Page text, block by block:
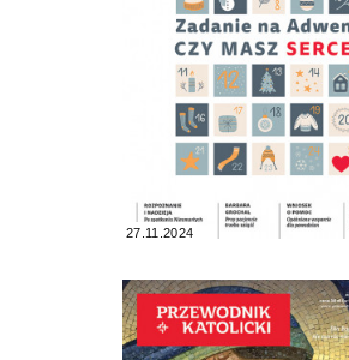
27.11.2024